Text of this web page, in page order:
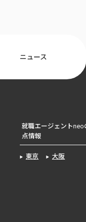
ニュース
就職エージェントneo
点情報
東京 大阪